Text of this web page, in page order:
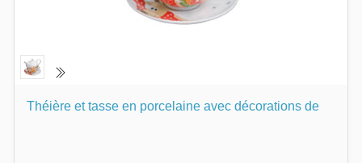
Théière et tasse en porcelaine avec décorations de